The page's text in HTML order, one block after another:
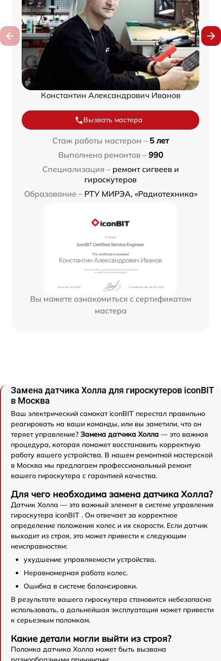
Константин Александрович Иванов
Вызвать мастера
Стаж работы мастером – 5 лет
Выполнено ремонтов – 990
Специализация – ремонт сигвеев и
гироскутеров
Образование – РТУ МИРЭА, «Радиотехника»
Вы можете ознакомиться с сертификатом
мастера
Замена датчика Холла для гироскутеров iconBIT
в Москва
Ваш электрический самокат iconBIT перестал правильно
реагировать на ваши команды, или вы заметили, что он
теряет управление? Замена датчика Холла — это важная
процедура, которая поможет восстановить корректную
работу вашего устройства. В нашем ремонтной мастерской
в Москва мы предлагаем профессиональный ремонт
вашего гироскутера с гарантией качества.
Для чего необходима замена датчика Холла?
Датчик Холла — это важный элемент в системе управления
гироскутера iconBIT . Он отвечает за корректное
определение положения колес и их скорости. Если датчик
выходит из строя, это может привести к следующим
неисправностям:
ухудшение управляемости устройства.
Неравномерная работа колес.
Ошибка в системе балансировки.
В результате вашего гироскутера становится небезопасно
использовать, а дальнейшая эксплуатация может привести
к серьезным поломкам.
Какие детали могли выйти из строя?
Поломка датчика Холла может быть вызвана